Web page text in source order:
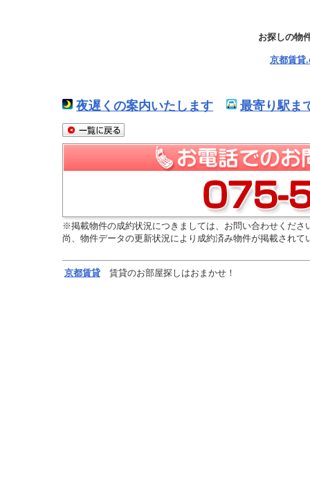
お探しの物
京都賃貸
夜遅くの案内いたします 最寄り駅ま
※掲載物件の成約状況につきましては、お問い合わせくださ
尚、物件データの更新状況により成約済み物件が掲載され
京都賃貸 賃貸のお部屋探しはおまかせ！